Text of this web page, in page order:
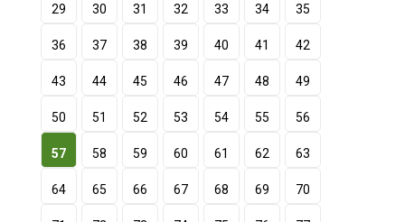
29 30 31 32 33 34 35
36 37 38 39 40 41 42
43 44 45 46 47 48 49
50 51 52 53 54 55 56
57 58 59 60 61 62 63
64 65 66 67 68 69 70